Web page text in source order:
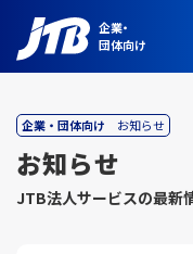
企業・
団体向け
企業・団体向け お知らせ
お知らせ
JTB法⼈サービスの最新